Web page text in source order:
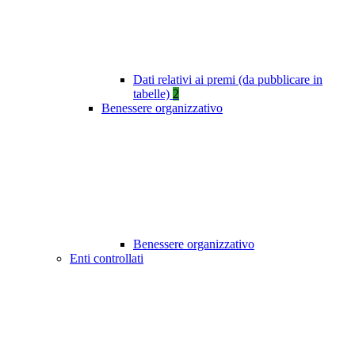
Dati relativi ai premi (da pubblicare in
tabelle) 2
Benessere organizzativo
Benessere organizzativo
Enti controllati